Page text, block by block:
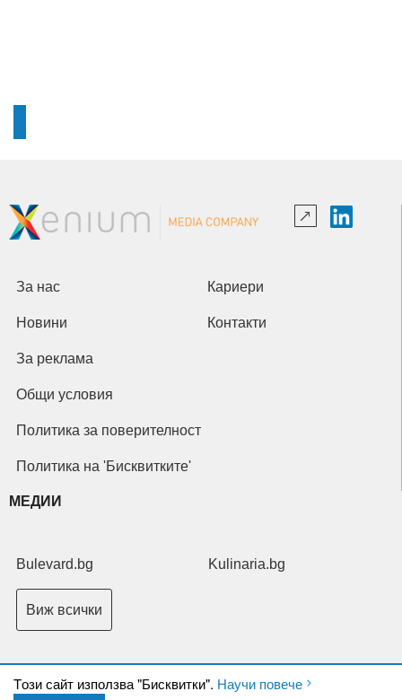
Tози сайт използва "Бисквитки". Научи повече
За нас Кариери
Новини Контакти
За реклама
Общи условия
Политика за поверителност
Политика на 'Бисквитките'
МЕДИИ
Bulevard.bg Kulinaria.bg
Виж всички